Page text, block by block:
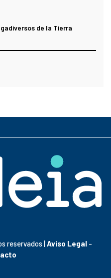
de la Tierra
reservados |Aviso Legal -